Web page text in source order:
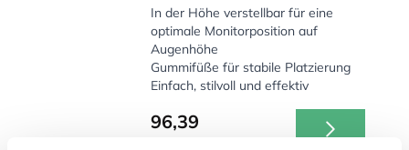
In der Höhe verstellbar für eine
optimale Monitorposition auf
Augenhöhe
Gummifüße für stabile Platzierung
Einfach, stilvoll und effektiv
96,39